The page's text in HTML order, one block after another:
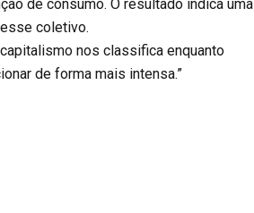
de consumo. O resultado indica uma
coletivo.
nos classifica enquanto
de forma mais intensa.”